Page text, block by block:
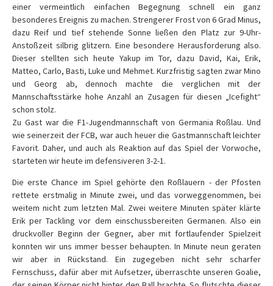
einer vermeintlich einfachen Begegnung schnell ein ganz
besonderes Ereignis zu machen. Strengerer Frost von 6 Grad Minus,
dazu Reif und tief stehende Sonne ließen den Platz zur 9-Uhr-
Anstoßzeit silbrig glitzern. Eine besondere Herausforderung also.
Dieser stellten sich heute Yakup im Tor, dazu David, Kai, Erik,
Matteo, Carlo, Basti, Luke und Mehmet. Kurzfristig sagten zwar Mino
und Georg ab, dennoch machte die verglichen mit der
Mannschaftsstärke hohe Anzahl an Zusagen für diesen „Icefight“
schon stolz.
Zu Gast war die F1-Jugendmannschaft von Germania Roßlau. Und
wie seinerzeit der FCB, war auch heuer die Gastmannschaft leichter
Favorit. Daher, und auch als Reaktion auf das Spiel der Vorwoche,
starteten wir heute im defensiveren 3-2-1.
Die erste Chance im Spiel gehörte den Roßlauern - der Pfosten
rettete erstmalig in Minute zwei, und das vorweggenommen, bei
weitem nicht zum letzten Mal. Zwei weitere Minuten später klärte
Erik per Tackling vor dem einschussbereiten Germanen. Also ein
druckvoller Beginn der Gegner, aber mit fortlaufender Spielzeit
konnten wir uns immer besser behaupten. In Minute neun geraten
wir aber in Rückstand. Ein zugegeben nicht sehr scharfer
Fernschuss, dafür aber mit Aufsetzer, überraschte unseren Goalie,